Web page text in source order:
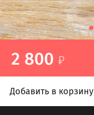
2 800
Добавить в корзину